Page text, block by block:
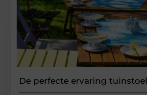
De perfecte ervaring tuinstoel